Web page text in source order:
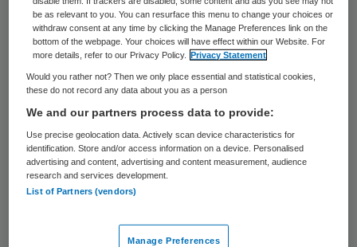
oproepvan huisartsen, apothekers,
psychologen, tandartsen, verloskundigen,
ggz en GGD eerder deze week. De
zorgpartijen vragen de Tweede Kamer om
vergoedingsregeling. Zij willen dat VWS 20
miljoen euro vrijmaakt.
Statushouders
be as relevant to you. You can resurface this menu to change your choices or
withdraw consent at any time by clicking the Manage Preferences link on the
bottom of the webpage. Your choices will have effect within our Website. For
more details, refer to our Privacy Policy.
Privacy Statement
Would you rather not? Then we only place essential and statistical cookies,
these do not record any data about you as a person
We and our partners process data to provide:
Use precise geolocation data. Actively scan device characteristics for
identification. Store and/or access information on a device. Personalised
advertising and content, advertising and content measurement, audience
research and services development.
List of Partners (vendors)
Manage Preferences